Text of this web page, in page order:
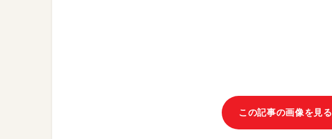
この記事の画像を見る